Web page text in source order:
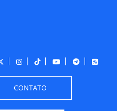
CONTATO